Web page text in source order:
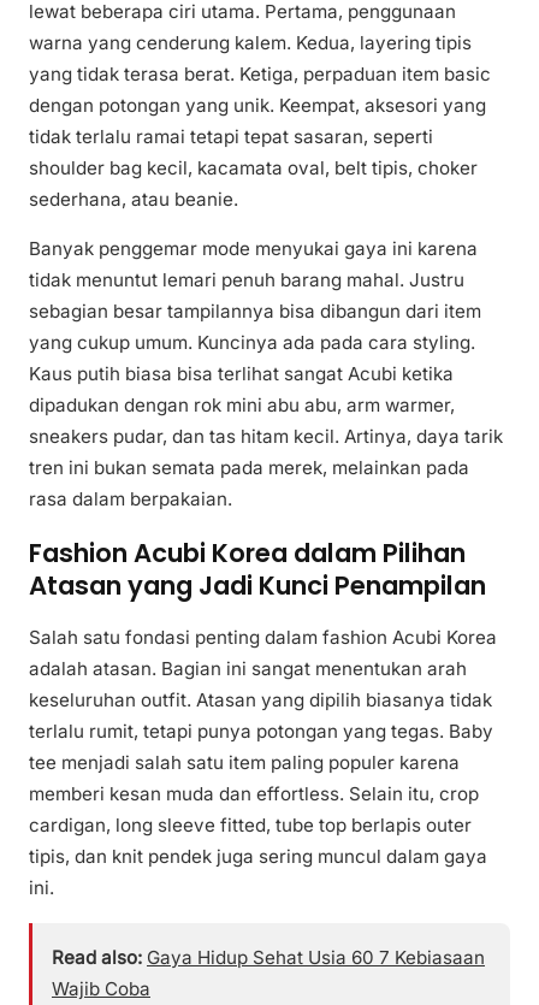
lewat beberapa ciri utama. Pertama, penggunaan
warna yang cenderung kalem. Kedua, layering tipis
yang tidak terasa berat. Ketiga, perpaduan item basic
dengan potongan yang unik. Keempat, aksesori yang
tidak terlalu ramai tetapi tepat sasaran, seperti
shoulder bag kecil, kacamata oval, belt tipis, choker
sederhana, atau beanie.
Banyak penggemar mode menyukai gaya ini karena
tidak menuntut lemari penuh barang mahal. Justru
sebagian besar tampilannya bisa dibangun dari item
yang cukup umum. Kuncinya ada pada cara styling.
Kaus putih biasa bisa terlihat sangat Acubi ketika
dipadukan dengan rok mini abu abu, arm warmer,
sneakers pudar, dan tas hitam kecil. Artinya, daya tarik
tren ini bukan semata pada merek, melainkan pada
rasa dalam berpakaian.
Fashion Acubi Korea dalam Pilihan
Atasan yang Jadi Kunci Penampilan
Salah satu fondasi penting dalam fashion Acubi Korea
adalah atasan. Bagian ini sangat menentukan arah
keseluruhan outfit. Atasan yang dipilih biasanya tidak
terlalu rumit, tetapi punya potongan yang tegas. Baby
tee menjadi salah satu item paling populer karena
memberi kesan muda dan effortless. Selain itu, crop
cardigan, long sleeve fitted, tube top berlapis outer
tipis, dan knit pendek juga sering muncul dalam gaya
ini.
Read also: Gaya Hidup Sehat Usia 60 7 Kebiasaan
Wajib Coba